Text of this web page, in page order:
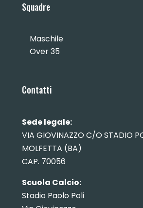
Squadre
Maschile
Over 35
Contatti
Sede legale:
VIA GIOVINAZZO C/O STADIO
MOLFETTA (BA)
CAP. 70056
Scuola Calcio:
Stadio Paolo Poli